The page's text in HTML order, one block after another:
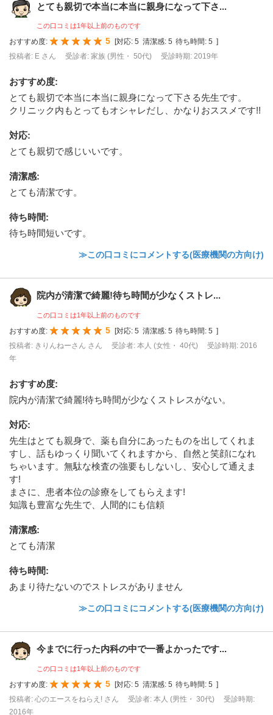
とても親切で本当に本当に親身になって下さ...
この口コミは1年以上前のものです
おすすめ度: 5 対応: 5 清潔感: 5 待ち時間: 5
投稿者: E さん
受診者: 家族 (男性・ 50代) 受診時期: 2019年
おすすめ度:
とても親切で本当に本当に親身になって下さる先生です。
クリニック内もとってもオシャレだし、かなりおススメです!!
対応:
とても親切で感じいいです。
清潔感:
とても清潔です。
待ち時間:
待ち時間短いです。
≫この口コミにコメントする(医療機関の方向け)
院内が清潔で綺麗!待ち時間が少なくストレ...
この口コミは1年以上前のものです
おすすめ度: 5 [対応: 5 清潔感: 5 待ち時間: 5 ]
投稿者: きりんねーさん さん
受診者: 本人 (女性・ 40代)
受診時期: 2016
年
おすすめ度:
院内が清潔で綺麗!待ち時間が少なくストレスがない。
対応:
先生はとても親身で、薬も自分にあったものを出してくれま
すし、話もゆっくり聞いてくれますから、自然と笑顔になれ
ちゃいます。無駄な検査の強要もしないし、安心して通えま
す!
まさに、患者本位の診療をしてもらえます!
知識も豊富な先生で、人間的にも信頼
清潔感:
とても清潔
待ち時間:
あまり待たないのでストレスがありません
≫この口コミにコメントする(医療機関の方向け)
今までに行った内科の中で一番よかったです...
この口コミは1年以上前のものです
おすすめ度: 5 [対応: 5 清潔感: 5 待ち時間: 5 ]
投稿者: 心のエースをねらえ! さん
受診者: 本人 (男性・ 30代)
受診時期:
2016年